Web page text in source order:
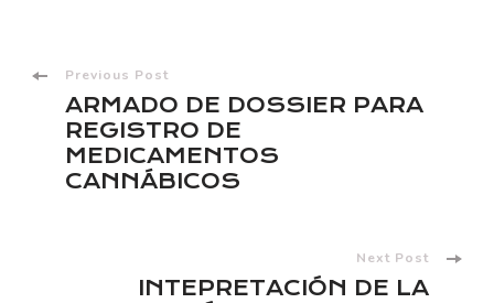
Post
Navigation
Previous Post
ARMADO DE DOSSIER PARA
REGISTRO DE
MEDICAMENTOS
CANNÁBICOS
Next Post
INTEPRETACIÓN DE LA